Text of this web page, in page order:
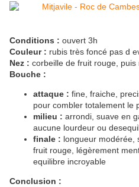
Conditions : ouvert 3h
Couleur : rubis très foncé pas d
Nez : corbeille de fruit rouge,
Bouche :
attaque : fine, fraiche,
pour combler totalement le
milieu : arrondi, suave en
aucune lourdeur ou
finale : longueur modérée,
fruit rouge, légèrement
equilibre incroyable
Conclusion :